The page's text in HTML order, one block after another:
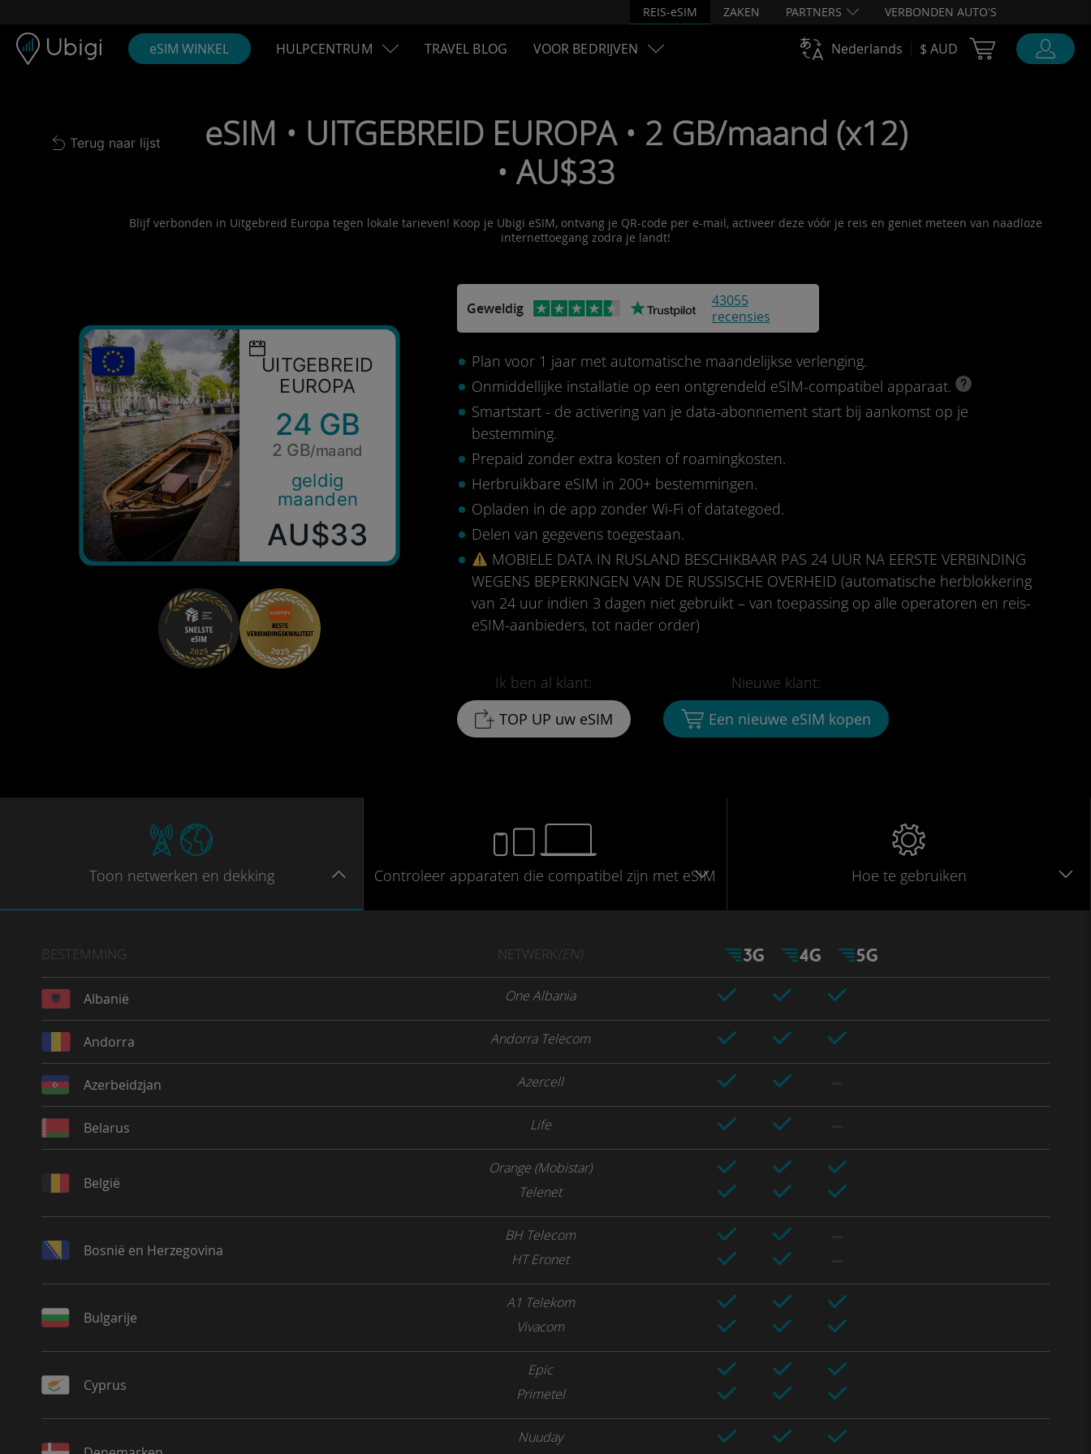
REIS-eSIM ZAKEN PARTNERS VERBONDEN AUTO'S
eSIM WINKEL HULPCENTRUM TRAVEL BLOG VOOR BEDRIJVEN Nederlands $ AUD Cart Ubigi
Back to list
Terug naar lijst
eSIM • UITGEBREID EUROPA • 2 GB/maand (x12)
• AU$33
Blijf verbonden in Uitgebreid Europa tegen lokale tarieven! Koop je Ubigi eSIM, ontvang je QR-code per e-mail, activeer deze vóór je reis en geniet meteen van naadloze
internettoegang zodra je landt!
UITGEBREID
EUROPA
24 GB
2 GB/maand
geldig
maanden
AU$33
Geweldig
43055
recensies
Plan voor 1 jaar met automatische maandelijkse verlenging.
Onmiddellijke installatie op een ontgrendeld eSIM-compatibel apparaat.
Smartstart - de activering van je data-abonnement start bij aankomst op je
bestemming.
Prepaid zonder extra kosten of roamingkosten.
Herbruikbare eSIM in 200+ bestemmingen.
Opladen in de app zonder Wi-Fi of datategoed.
Delen van gegevens toegestaan.
MOBIELE DATA IN RUSLAND BESCHIKBAAR PAS 24 UUR NA EERSTE VERBINDING
WEGENS BEPERKINGEN VAN DE RUSSISCHE OVERHEID (automatische herblokkering
van 24 uur indien 3 dagen niet gebruikt – van toepassing op alle operatoren en reis-
eSIM-aanbieders, tot nader order)
Ik ben al klant:
TOP UP uw eSIM
Nieuwe klant:
Een nieuwe eSIM kopen
Toon netwerken en dekking Controleer apparaten die compatibel zijn met eSIM Hoe te gebruiken
BESTEMMING NETWERK(EN)
Albanië One Albania
Andorra Andorra Telecom
Azerbeidzjan Azercell
Belarus Life
België
Orange (Mobistar)
Telenet
Bosnië en Herzegovina
BH Telecom
HT Eronet
Bulgarije
A1 Telekom
Vivacom
Cyprus
Epic
Primetel
Nuuday